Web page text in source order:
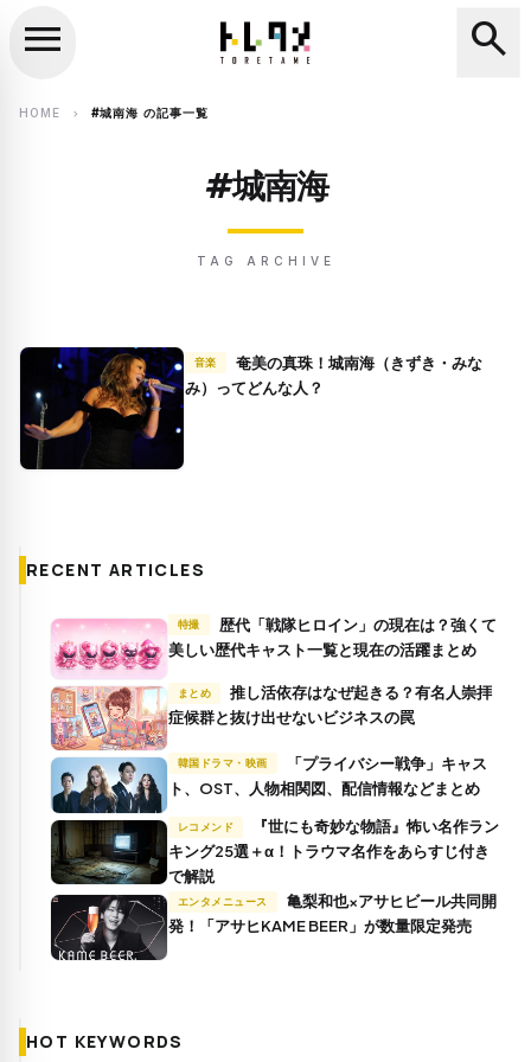
search
menu search
HOME chevron_right #城南海 の記事一覧
#城南海
TAG ARCHIVE
音楽
み）ってどんな人？
RECENT ARTICLES
特撮
美しい歴代キャスト一覧と現在の活躍まとめ
まとめ
推し活依存はなぜ起きる？有名人崇拝
症候群と抜け出せないビジネスの罠
韓国ドラマ・映画
ト、OST、人物相関図、配信情報などまとめ
レコメンド
キング25選＋α！トラウマ名作をあらすじ付き
で解説
エンタメニュース
発！「アサヒKAME BEER」が数量限定発売
HOT KEYWORDS